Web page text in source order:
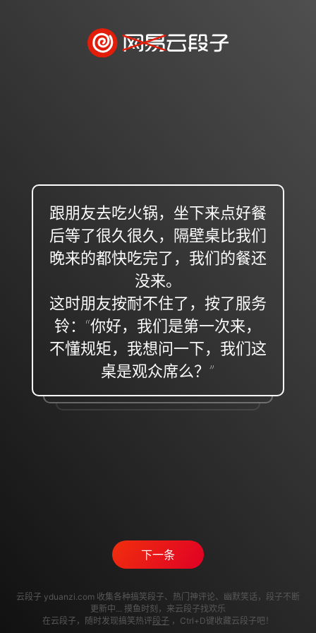
跟朋友去吃火锅，坐下来点好餐
后等了很久很久，隔壁桌比我们
晚来的都快吃完了，我们的餐还
没来。
这时朋友按耐不住了，按了服务
铃：“你好，我们是第一次来，
不懂规矩，我想问一下，我们这
桌是观众席么？”
下一条
云段子 yduanzi.com 收集各种搞笑段子、热门神评论、幽默笑话，段子不断
更新中... 摸鱼时刻，来云段子找欢乐
在云段子，随时发现搞笑热评段子 ，Ctrl+D键收藏云段子吧！